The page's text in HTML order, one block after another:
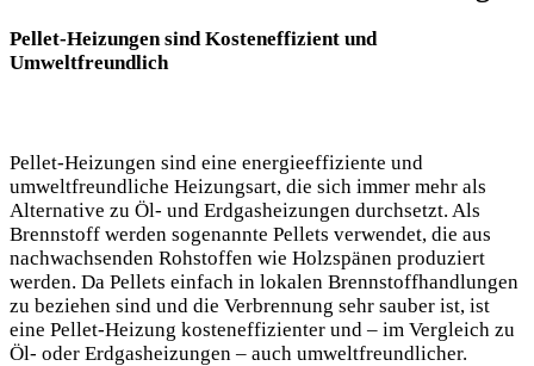
Pellet-Heizungen sind Kosteneffizient und
Umweltfreundlich
Pellet-Heizungen sind eine energieeffiziente und
umweltfreundliche Heizungsart, die sich immer mehr als
Alternative zu Öl- und Erdgasheizungen durchsetzt. Als
Brennstoff werden sogenannte Pellets verwendet, die aus
nachwachsenden Rohstoffen wie Holzspänen produziert
werden. Da Pellets einfach in lokalen Brennstoffhandlungen
zu beziehen sind und die Verbrennung sehr sauber ist, ist
eine Pellet-Heizung kosteneffizienter und – im Vergleich zu
Öl- oder Erdgasheizungen – auch umweltfreundlicher.